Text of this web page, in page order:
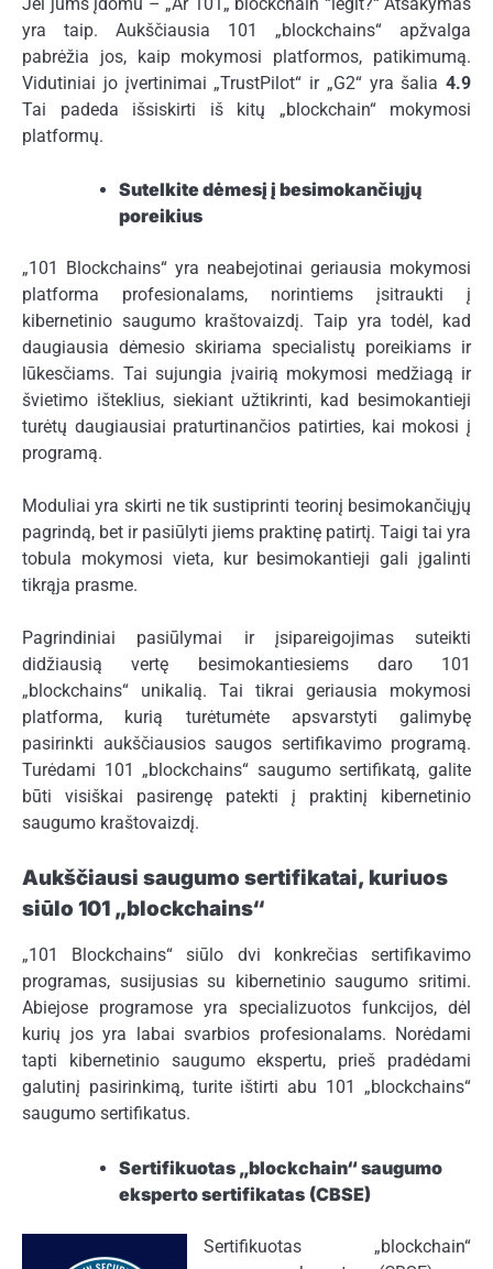
yra taip. Aukščiausia 101 „blockchains“ apžvalga
pabrėžia jos, kaip mokymosi platformos, patikimumą.
Vidutiniai jo įvertinimai „TrustPilot“ ir „G2“ yra šalia 4.9
Tai padeda išsiskirti iš kitų „blockchain“ mokymosi
platformų.
Sutelkite dėmesį į besimokančiųjų
poreikius
„101 Blockchains“ yra neabejotinai geriausia mokymosi
platforma profesionalams, norintiems įsitraukti į
kibernetinio saugumo kraštovaizdį. Taip yra todėl, kad
daugiausia dėmesio skiriama specialistų poreikiams ir
lūkesčiams. Tai sujungia įvairią mokymosi medžiagą ir
švietimo išteklius, siekiant užtikrinti, kad besimokantieji
turėtų daugiausiai praturtinančios patirties, kai mokosi į
programą.
Moduliai yra skirti ne tik sustiprinti teorinį besimokančiųjų
pagrindą, bet ir pasiūlyti jiems praktinę patirtį. Taigi tai yra
tobula mokymosi vieta, kur besimokantieji gali įgalinti
tikrąja prasme.
Pagrindiniai pasiūlymai ir įsipareigojimas suteikti
didžiausią vertę besimokantiesiems daro 101
„blockchains“ unikalią. Tai tikrai geriausia mokymosi
platforma, kurią turėtumėte apsvarstyti galimybę
pasirinkti aukščiausios saugos sertifikavimo programą.
Turėdami 101 „blockchains“ saugumo sertifikatą, galite
būti visiškai pasirengę patekti į praktinį kibernetinio
saugumo kraštovaizdį.
Aukščiausi saugumo sertifikatai, kuriuos
siūlo 101 „blockchains“
„101 Blockchains“ siūlo dvi konkrečias sertifikavimo
programas, susijusias su kibernetinio saugumo sritimi.
Abiejose programose yra specializuotos funkcijos, dėl
kurių jos yra labai svarbios profesionalams. Norėdami
tapti kibernetinio saugumo ekspertu, prieš pradėdami
galutinį pasirinkimą, turite ištirti abu 101 „blockchains“
saugumo sertifikatus.
Sertifikuotas „blockchain“ saugumo
eksperto sertifikatas (CBSE)
Sertifikuotas „blockchain“